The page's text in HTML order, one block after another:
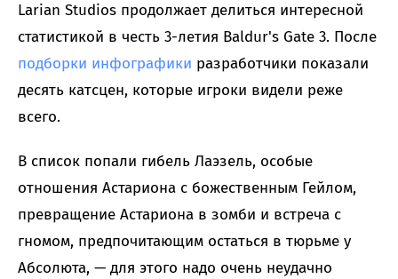
Larian Studios продолжает делиться интересной
статистикой в честь 3-летия Baldur's Gate 3. После
подборки инфографики разработчики показали
десять катсцен, которые игроки видели реже
всего.
В список попали гибель Лаэзель, особые
отношения Астариона с божественным Гейлом,
превращение Астариона в зомби и встреча с
гномом, предпочитающим остаться в тюрьме у
Абсолюта, — для этого надо очень неудачно